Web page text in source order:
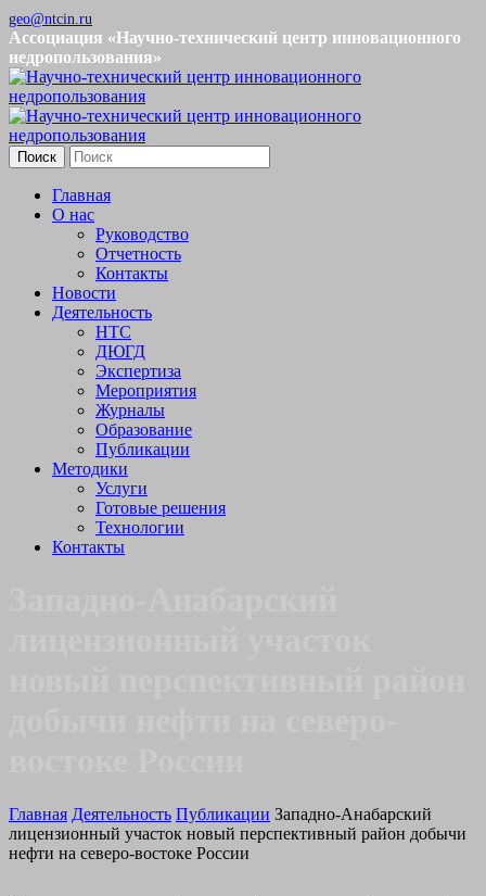
geo@ntcin.ru
Ассоциация «Научно-технический центр инновационного
недропользования»
Поиск
Главная
О нас
Руководство
Отчетность
Контакты
Новости
Деятельность
НТС
ДЮГД
Экспертиза
Мероприятия
Журналы
Образование
Публикации
Методики
Услуги
Готовые решения
Технологии
Контакты
Главная Деятельность Публикации Западно-Анабарский
лицензионный участок новый перспективный район добычи
нефти на северо-востоке России